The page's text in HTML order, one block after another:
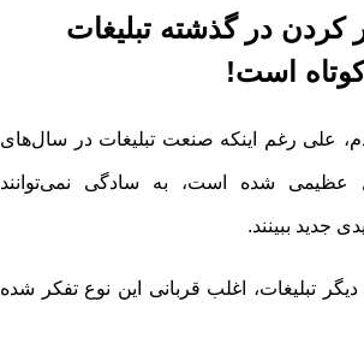
کردن در گذشته تبلیغات
است!
علی رغم اینکه صنعت تبلیغات در سال‌های
عظیمی شده است، به سادگی نمی‌توانند
جدید ببینند.
تبلیغات، اغلب قربانی این نوع تفکر شده